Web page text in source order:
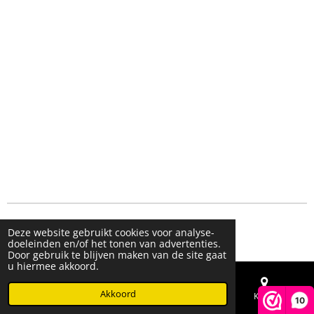
Deze website gebruikt cookies voor analyse-
doeleinden en/of het tonen van advertenties.
Door gebruik te blijven maken van de site gaat
u hiermee akkoord.
Akkoord
10
© 2023 - 2026 Live & Shine
Powered byJouwWeb
Telefoonnummer Kaart